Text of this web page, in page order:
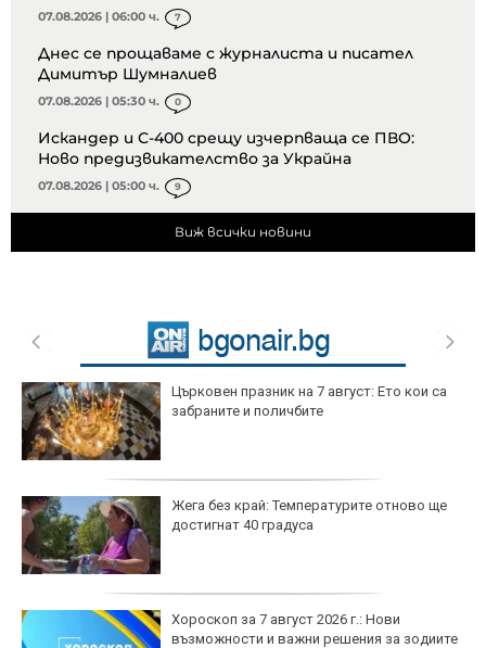
07.08.2026 | 06:00 ч. 7
Днес се прощаваме с журналиста и писател
Димитър Шумналиев
07.08.2026 | 05:30 ч. 0
Искандер и С-400 срещу изчерпваща се ПВО:
Ново предизвикателство за Украйна
07.08.2026 | 05:00 ч. 9
Виж всички новини
Църковен празник на 7 август: Ето кои са
забраните и поличбите
Жега без край: Температурите отново ще
достигнат 40 градуса
Хороскоп за 7 август 2026 г.: Нови
възможности и важни решения за зодиите